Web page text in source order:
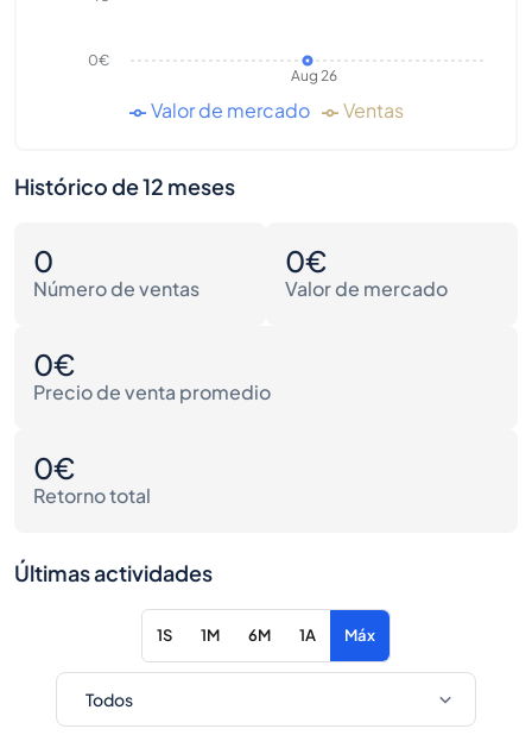
Aug 26
0€
Valor de mercado Ventas
Histórico de 12 meses
0
Número de ventas
0€
Valor de mercado
0€
Precio de venta promedio
0€
Retorno total
Últimas actividades
1S 1M 6M 1A Máx